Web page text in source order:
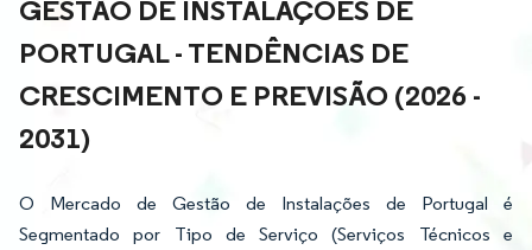
GESTÃO DE INSTALAÇÕES DE
PORTUGAL - TENDÊNCIAS DE
CRESCIMENTO E PREVISÃO (2026 -
2031)
O Mercado de Gestão de Instalações de Portugal é
Segmentado por Tipo de Serviço (Serviços Técnicos e